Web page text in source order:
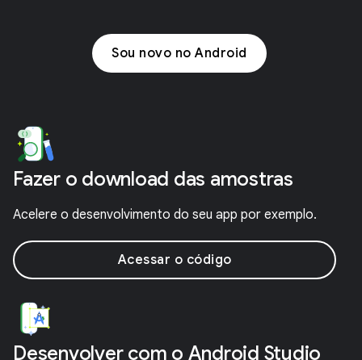
Sou novo no Android
Fazer o download das amostras
Acelere o desenvolvimento do seu app por exemplo.
Acessar o código
Desenvolver com o Android Studio